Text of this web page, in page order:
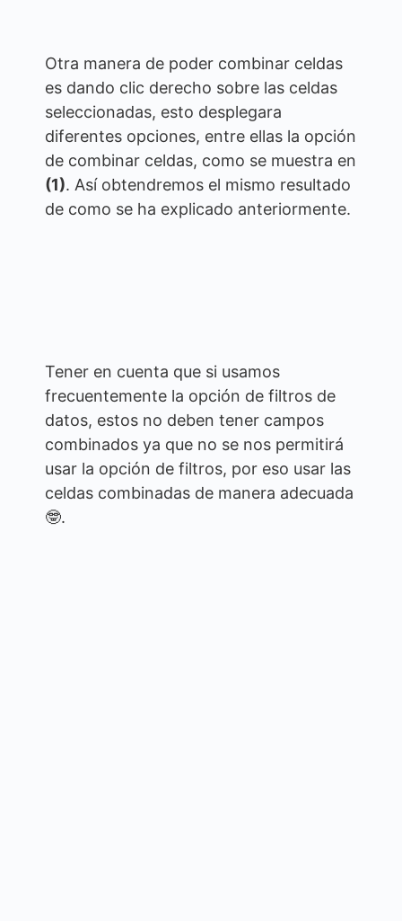
Otra manera de poder combinar celdas
es dando clic derecho sobre las celdas
seleccionadas, esto desplegara
diferentes opciones, entre ellas la opción
de combinar celdas, como se muestra en
(1). Así obtendremos el mismo resultado
de como se ha explicado anteriormente.
Tener en cuenta que si usamos
frecuentemente la opción de filtros de
datos, estos no deben tener campos
combinados ya que no se nos permitirá
usar la opción de filtros, por eso usar las
celdas combinadas de manera adecuada
🤓.